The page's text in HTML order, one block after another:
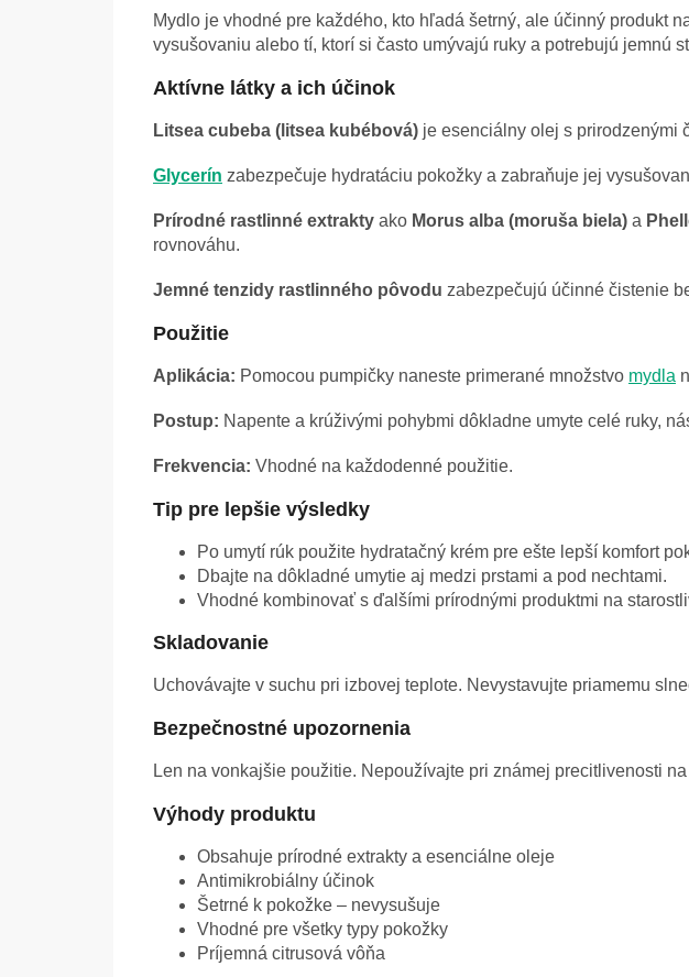
Mydlo je vhodné pre každého, kto hľadá šetrný, ale účinný produkt
vysušovaniu alebo tí, ktorí si často umývajú ruky a potrebujú jemnú
Aktívne látky a ich účinok
Litsea cubeba (litsea kubébová) je esenciálny olej s prirodzenými
Glycerín zabezpečuje hydratáciu pokožky a zabraňuje jej
Prírodné rastlinné extrakty ako Morus alba (moruša biela) a
rovnováhu.
Jemné tenzidy rastlinného pôvodu zabezpečujú účinné čistenie
Použitie
Aplikácia: Pomocou pumpičky naneste primerané množstvo mydla
Postup: Napente a krúživými pohybmi dôkladne umyte celé ruky,
Frekvencia: Vhodné na každodenné použitie.
Tip pre lepšie výsledky
Po umytí rúk použite hydratačný krém pre ešte lepší komfort
Dbajte na dôkladné umytie aj medzi prstami a pod nechtami.
Vhodné kombinovať s ďalšími prírodnými produktmi na
Skladovanie
Uchovávajte v suchu pri izbovej teplote. Nevystavujte priamemu
Bezpečnostné upozornenia
Len na vonkajšie použitie. Nepoužívajte pri známej precitlivenosti
Výhody produktu
Obsahuje prírodné extrakty a esenciálne oleje
Antimikrobiálny účinok
Šetrné k pokožke – nevysušuje
Vhodné pre všetky typy pokožky
Príjemná citrusová vôňa